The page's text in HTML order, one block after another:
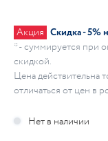
Акция Скидка - 5%
* - суммируется при
скидкой.
Цена действительна
отличаться от цен в